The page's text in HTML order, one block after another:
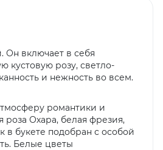
Он включает в себя
кустовую розу, светло-
и нежность во всем.
романтики и
роза Охара, белая фрезия,
в букете подобран с особой
Белые цветы